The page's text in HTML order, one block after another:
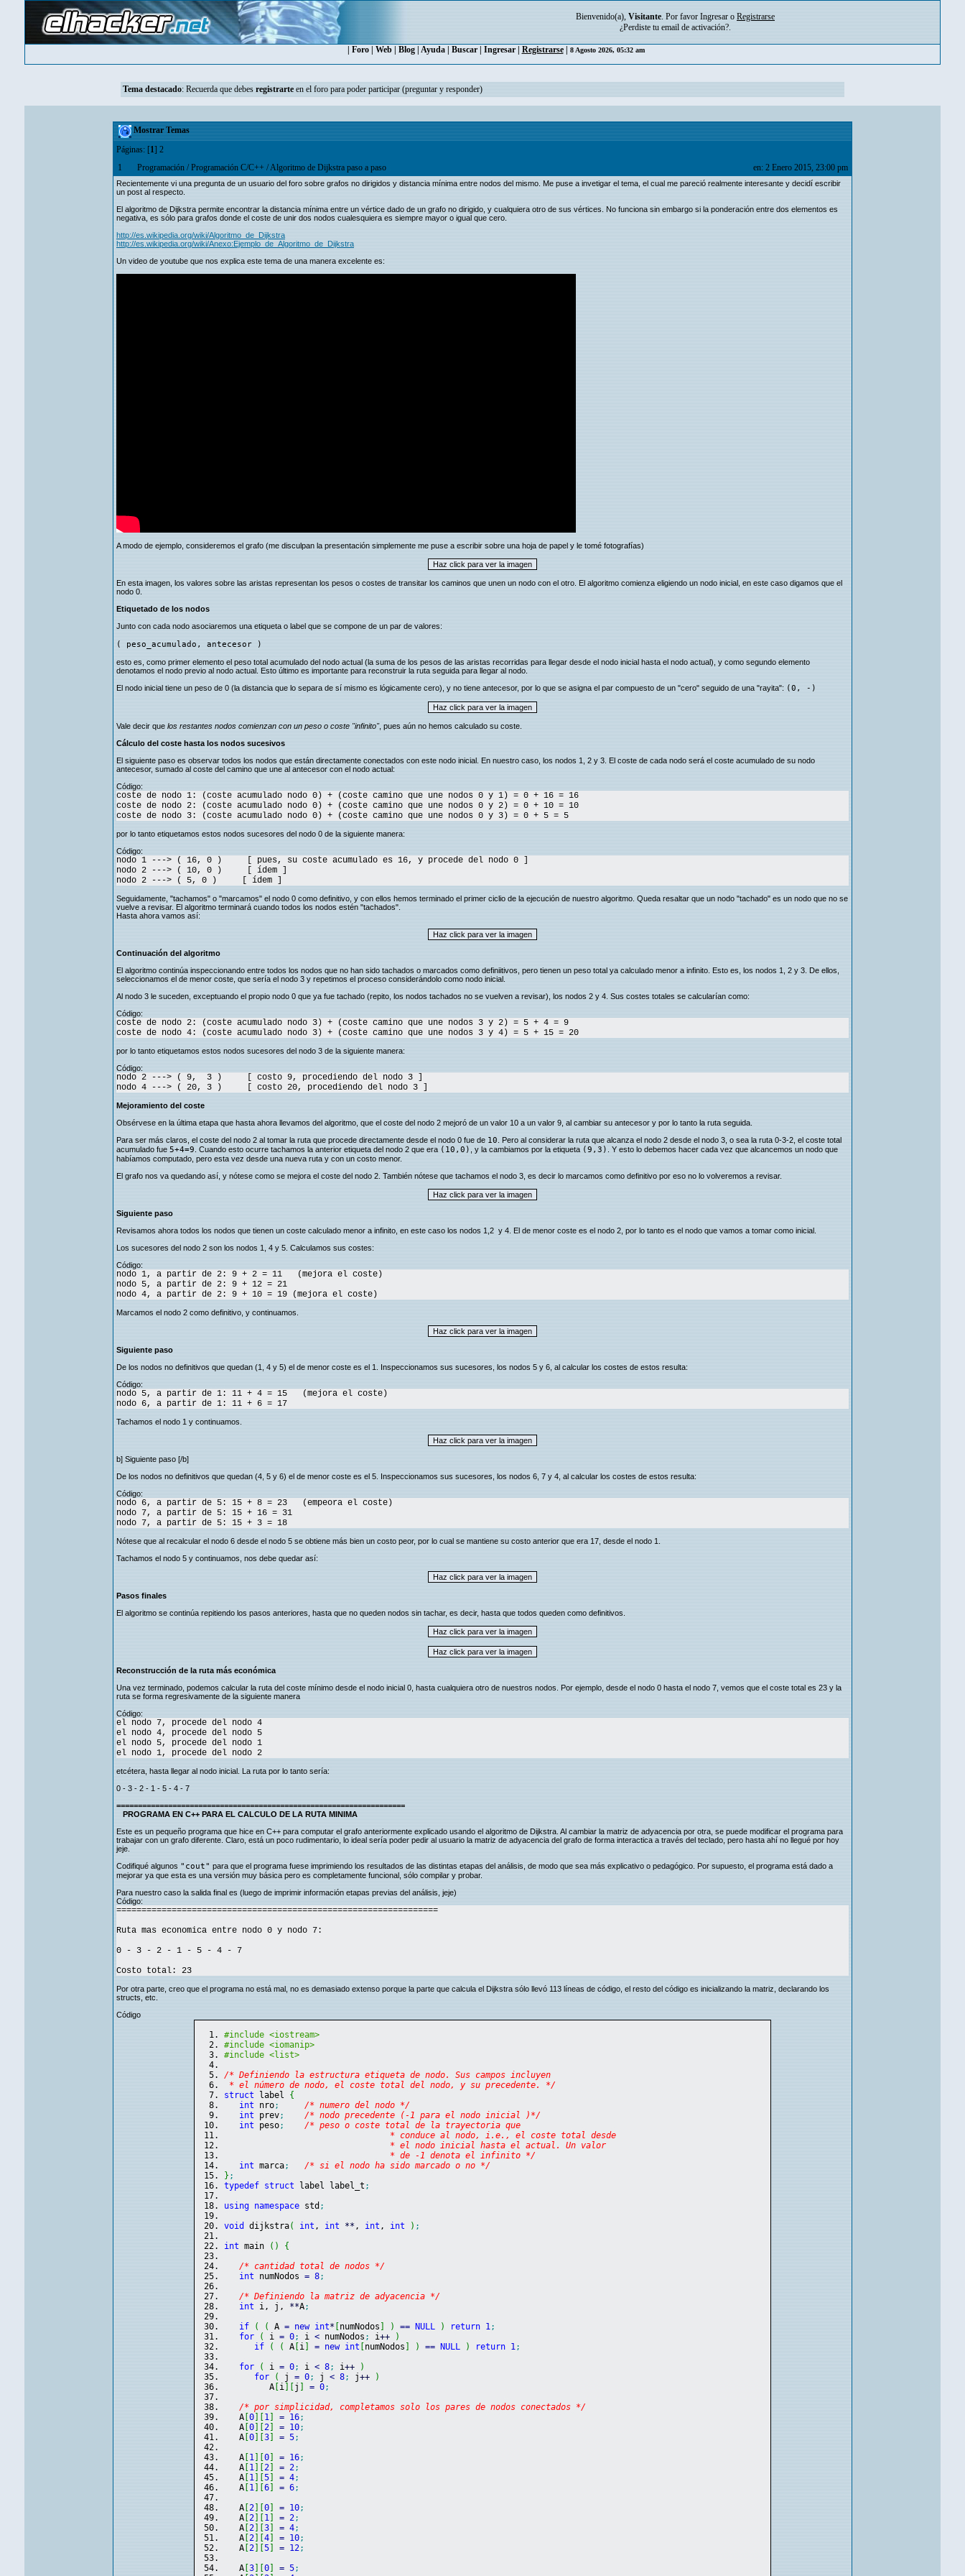
Bienvenido(a), Visitante. Por favor Ingresar o Registrarse
¿Perdiste tu email de activación?.
Foro| Web| Blog| Ayuda| Buscar| Ingresar| Registrarse| 8 Agosto 2026, 05:32 am
Tema destacado: Recuerda que debes registrarte en el foro para poder participar (preguntar y responder)
Mostrar Temas
Páginas: [1] 2
1
Programación /Programación C/C++ /Algoritmo de Dijkstra paso a paso en: 2 Enero 2015, 23:00 pm
Recientemente vi una pregunta de un usuario del foro sobre grafos no dirigidos y distancia mínima entre nodos del mismo. Me puse a invetigar el tema, el cual me pareció realmente interesante y decidí escribir
un post al respecto.
El algoritmo de Dijkstra permite encontrar la distancia mínima entre un vértice dado de un grafo no dirigido, y cualquiera otro de sus vértices. No funciona sin embargo si la ponderación entre dos elementos es
negativa, es sólo para grafos donde el coste de unir dos nodos cualesquiera es siempre mayor o igual que cero.
http://es.wikipedia.org/wiki/Algoritmo_de_Dijkstra
http://es.wikipedia.org/wiki/Anexo:Ejemplo_de_Algoritmo_de_Dijkstra
Un video de youtube que nos explica este tema de una manera excelente es:
A modo de ejemplo, consideremos el grafo (me disculpan la presentación simplemente me puse a escribir sobre una hoja de papel y le tomé fotografías)
En esta imagen, los valores sobre las aristas representan los pesos o costes de transitar los caminos que unen un nodo con el otro. El algoritmo comienza eligiendo un nodo inicial, en este caso digamos que el
nodo 0.
Etiquetado de los nodos
Junto con cada nodo asociaremos una etiqueta o label que se compone de un par de valores:
( peso_acumulado, antecesor )
esto es, como primer elemento el peso total acumulado del nodo actual (la suma de los pesos de las aristas recorridas para llegar desde el nodo inicial hasta el nodo actual), y como segundo elemento
denotamos el nodo previo al nodo actual. Esto último es importante para reconstruir la ruta seguida para llegar al nodo.
El nodo inicial tiene un peso de 0 (la distancia que lo separa de sí mismo es lógicamente cero), y no tiene antecesor, por lo que se asigna el par compuesto de un "cero" seguido de una "rayita": (0, -)
Vale decir que los restantes nodos comienzan con un peso o coste "infinito", pues aún no hemos calculado su coste.
Cálculo del coste hasta los nodos sucesivos
El siguiente paso es observar todos los nodos que están directamente conectados con este nodo inicial. En nuestro caso, los nodos 1, 2 y 3. El coste de cada nodo será el coste acumulado de su nodo
antecesor, sumado al coste del camino que une al antecesor con el nodo actual:
Código:
coste de nodo 1: (coste acumulado nodo 0) + (coste camino que une nodos 0 y 1) = 0 + 16 = 16
coste de nodo 2: (coste acumulado nodo 0) + (coste camino que une nodos 0 y 2) = 0 + 10 = 10
coste de nodo 3: (coste acumulado nodo 0) + (coste camino que une nodos 0 y 3) = 0 + 5 = 5
por lo tanto etiquetamos estos nodos sucesores del nodo 0 de la siguiente manera:
Código:
nodo 1 ---> ( 16, 0 ) [ pues, su coste acumulado es 16, y procede del nodo 0 ]
nodo 2 ---> ( 10, 0 ) [ ídem ]
nodo 2 ---> ( 5, 0 ) [ ídem ]
Seguidamente, "tachamos" o "marcamos" el nodo 0 como definitivo, y con ellos hemos terminado el primer ciclio de la ejecución de nuestro algoritmo. Queda resaltar que un nodo "tachado" es un nodo que no se
vuelve a revisar. El algoritmo terminará cuando todos los nodos estén "tachados".
Hasta ahora vamos así:
Continuación del algoritmo
El algoritmo continúa inspeccionando entre todos los nodos que no han sido tachados o marcados como definiitivos, pero tienen un peso total ya calculado menor a infinito. Esto es, los nodos 1, 2 y 3. De ellos,
seleccionamos el de menor coste, que sería el nodo 3 y repetimos el proceso considerándolo como nodo inicial.
Al nodo 3 le suceden, exceptuando el propio nodo 0 que ya fue tachado (repito, los nodos tachados no se vuelven a revisar), los nodos 2 y 4. Sus costes totales se calcularían como:
Código:
coste de nodo 2: (coste acumulado nodo 3) + (coste camino que une nodos 3 y 2) = 5 + 4 = 9
coste de nodo 4: (coste acumulado nodo 3) + (coste camino que une nodos 3 y 4) = 5 + 15 = 20
por lo tanto etiquetamos estos nodos sucesores del nodo 3 de la siguiente manera:
Código:
nodo 2 ---> ( 9, 3 ) [ costo 9, procediendo del nodo 3 ]
nodo 4 ---> ( 20, 3 ) [ costo 20, procediendo del nodo 3 ]
Mejoramiento del coste
Obsérvese en la última etapa que hasta ahora llevamos del algoritmo, que el coste del nodo 2 mejoró de un valor 10 a un valor 9, al cambiar su antecesor y por lo tanto la ruta seguida.
Para ser más claros, el coste del nodo 2 al tomar la ruta que procede directamente desde el nodo 0 fue de 10 . Pero al considerar la ruta que alcanza el nodo 2 desde el nodo 3, o sea la ruta 0-3-2, el coste total
acumulado fue 5+4=9 . Cuando esto ocurre tachamos la anterior etiqueta del nodo 2 que era (10,0) , y la cambiamos por la etiqueta (9,3)
. Y esto lo debemos hacer cada vez que alcancemos un nodo que
habíamos computado, pero esta vez desde una nueva ruta y con un costo menor.
El grafo nos va quedando así, y nótese como se mejora el coste del nodo 2. También nótese que tachamos el nodo 3, es decir lo marcamos como definitivo por eso no lo volveremos a revisar.
Siguiente paso
Revisamos ahora todos los nodos que tienen un coste calculado menor a infinito, en este caso los nodos 1,2 y 4. El de menor coste es el nodo 2, por lo tanto es el nodo que vamos a tomar como inicial.
Los sucesores del nodo 2 son los nodos 1, 4 y 5. Calculamos sus costes:
Código:
nodo 1, a partir de 2: 9 + 2 = 11 (mejora el coste)
nodo 5, a partir de 2: 9 + 12 = 21
nodo 4, a partir de 2: 9 + 10 = 19 (mejora el coste)
Marcamos el nodo 2 como definitivo, y continuamos.
Siguiente paso
De los nodos no definitivos que quedan (1, 4 y 5) el de menor coste es el 1. Inspeccionamos sus sucesores, los nodos 5 y 6, al calcular los costes de estos resulta:
Código:
nodo 5, a partir de 1: 11 + 4 = 15 (mejora el coste)
nodo 6, a partir de 1: 11 + 6 = 17
Tachamos el nodo 1 y continuamos.
b] Siguiente paso [/b]
De los nodos no definitivos que quedan (4, 5 y 6) el de menor coste es el 5. Inspeccionamos sus sucesores, los nodos 6, 7 y 4, al calcular los costes de estos resulta:
Código:
nodo 6, a partir de 5: 15 + 8 = 23 (empeora el coste)
nodo 7, a partir de 5: 15 + 16 = 31
nodo 7, a partir de 5: 15 + 3 = 18
Nótese que al recalcular el nodo 6 desde el nodo 5 se obtiene más bien un costo peor, por lo cual se mantiene su costo anterior que era 17, desde el nodo 1.
Tachamos el nodo 5 y continuamos, nos debe quedar así:
Pasos finales
El algoritmo se continúa repitiendo los pasos anteriores, hasta que no queden nodos sin tachar, es decir, hasta que todos queden como definitivos.
Reconstrucción de la ruta más económica
Una vez terminado, podemos calcular la ruta del coste mínimo desde el nodo inicial 0, hasta cualquiera otro de nuestros nodos. Por ejemplo, desde el nodo 0 hasta el nodo 7, vemos que el coste total es 23 y la
ruta se forma regresivamente de la siguiente manera
Código:
el nodo 7, procede del nodo 4
el nodo 4, procede del nodo 5
el nodo 5, procede del nodo 1
el nodo 1, procede del nodo 2
etcétera, hasta llegar al nodo inicial. La ruta por lo tanto sería:
0 - 3 - 2 - 1 - 5 - 4 - 7
===================================================================
PROGRAMA EN C++ PARA EL CALCULO DE LA RUTA MINIMA
Este es un pequeño programa que hice en C++ para computar el grafo anteriormente explicado usando el algoritmo de Dijkstra. Al cambiar la matriz de adyacencia por otra, se puede modificar el programa para
trabajar con un grafo diferente. Claro, está un poco rudimentario, lo ideal sería poder pedir al usuario la matriz de adyacencia del grafo de forma interactica a través del teclado, pero hasta ahí no llegué por hoy
jeje.
Codifiqué algunos "cout" para que el programa fuese imprimiendo los resultados de las distintas etapas del análisis, de modo que sea más explicativo o pedagógico. Por supuesto, el programa está dado a
mejorar ya que esta es una versión muy básica pero es completamente funcional, sólo compilar y probar.
Para nuestro caso la salida final es (luego de imprimir información etapas previas del análisis, jeje)
Código:
================================================================
Ruta mas economica entre nodo 0 y nodo 7:
0 - 3 - 2 - 1 - 5 - 4 - 7
Costo total: 23
Por otra parte, creo que el programa no está mal, no es demasiado extenso porque la parte que calcula el Dijkstra sólo llevó 113 líneas de código, el resto del código es inicializando la matriz, declarando los
structs, etc.
Código
#include <iostream>
#include <iomanip>
#include <list>
/* Definiendo la estructura etiqueta de nodo. Sus campos incluyen
* el número de nodo, el coste total del nodo, y su precedente. */
struct label {
int nro;
/* numero del nodo */
int prev;
/* nodo precedente (-1 para el nodo inicial )*/
int peso;
/* peso o coste total de la trayectoria que
				 * conduce al nodo, i.e., el coste total desde
				 * el nodo inicial hasta el actual. Un valor
				 * de -1 denota el infinito */
int marca;
/* si el nodo ha sido marcado o no */
} ;
typedef struct label label_t ;
using namespace std ;
void
dijkstra( int , int ** , int , int ) ;
int main ( )
{
/* cantidad total de nodos */
int numNodos = 8;
/* Definiendo la matriz de adyacencia */
int i, j, **A;
if
( ( A = new int* numNodos ) == NULL ) return 1;
for
( i = 0; i < numNodos ; i++
)
if
( ( A i = new int numNodos ) == NULL ) return 1;
for
( i = 0; i < 8; i++
)
for
( j = 0; j < 8; j++
)
A i j = 0;
/* por simplicidad, completamos solo los pares de nodos conectados */
A 0 1 = 16;
A 0 2 = 10;
A 0 3 = 5;
A 1 0 = 16;
A 1 2 = 2;
A 1 5 = 4;
A 1 6 = 6;
A 2 0 = 10;
A 2 1 = 2;
A 2 3 = 4;
A 2 4 = 10;
A 2 5 = 12;
A 3 0 = 5;